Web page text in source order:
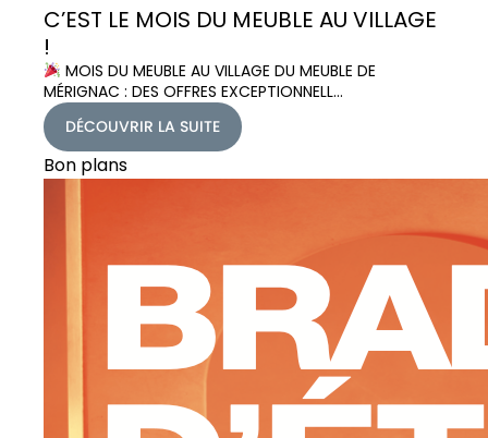
C’EST LE MOIS DU MEUBLE AU VILLAGE
!
MOIS DU MEUBLE AU VILLAGE DU MEUBLE DE
MÉRIGNAC : DES OFFRES EXCEPTIONNELL…
DÉCOUVRIR LA SUITE
Bon plans